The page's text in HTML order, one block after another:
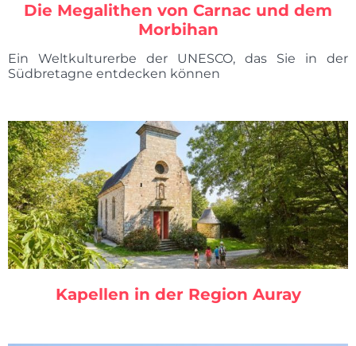
Die Megalithen von Carnac und dem
Morbihan
Ein Weltkulturerbe der UNESCO, das Sie in der
Südbretagne entdecken können
Kapellen in der Region Auray